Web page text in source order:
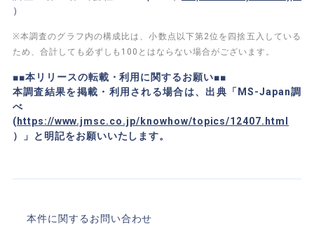
）
※本調査のグラフ内の構成比は、小数点以下第2位を四捨五入している
ため、合計しても必ずしも100とはならない場合がございます。
■■本リリースの転載・利用に関するお願い■■
本調査結果を掲載・利用される場合は、出典「MS-Japan調
べ
( https://www.jmsc.co.jp/knowhow/topics/12407.html
）」と明記をお願いいたします。
本件に関するお問い合わせ